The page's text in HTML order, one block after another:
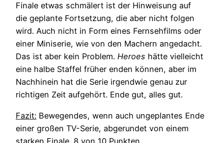
Finale etwas schmälert ist der Hinweisung auf
die geplante Fortsetzung, die aber nicht folgen
wird. Auch nicht in Form eines Fernsehfilms oder
einer Miniserie, wie von den Machern angedacht.
Das ist aber kein Problem. Heroes hätte vielleicht
eine halbe Staffel früher enden können, aber im
Nachhinein hat die Serie irgendwie genau zur
richtigen Zeit aufgehört. Ende gut, alles gut.
Fazit: Bewegendes, wenn auch ungeplantes Ende
einer großen TV-Serie, abgerundet von einem
starken Finale. 8 von 10 Punkten.